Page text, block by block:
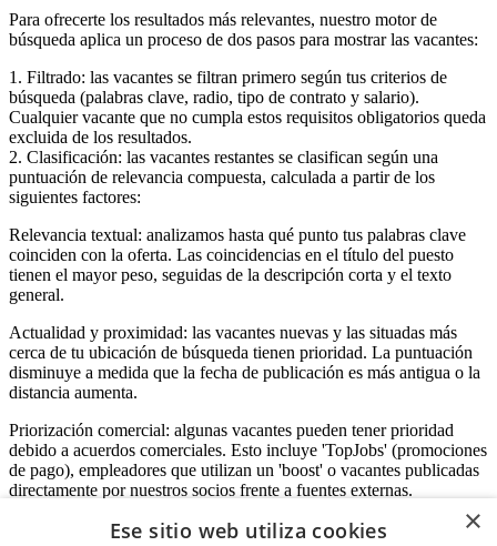
Para ofrecerte los resultados más relevantes, nuestro motor de
búsqueda aplica un proceso de dos pasos para mostrar las vacantes:
1. Filtrado: las vacantes se filtran primero según tus criterios de
búsqueda (palabras clave, radio, tipo de contrato y salario).
Cualquier vacante que no cumpla estos requisitos obligatorios queda
excluida de los resultados.
2. Clasificación: las vacantes restantes se clasifican según una
puntuación de relevancia compuesta, calculada a partir de los
siguientes factores:
Relevancia textual: analizamos hasta qué punto tus palabras clave
coinciden con la oferta. Las coincidencias en el título del puesto
tienen el mayor peso, seguidas de la descripción corta y el texto
general.
Actualidad y proximidad: las vacantes nuevas y las situadas más
cerca de tu ubicación de búsqueda tienen prioridad. La puntuación
disminuye a medida que la fecha de publicación es más antigua o la
distancia aumenta.
Priorización comercial: algunas vacantes pueden tener prioridad
debido a acuerdos comerciales. Esto incluye 'TopJobs' (promociones
de pago), empleadores que utilizan un 'boost' o vacantes publicadas
directamente por nuestros socios frente a fuentes externas.
×
Ese sitio web utiliza cookies